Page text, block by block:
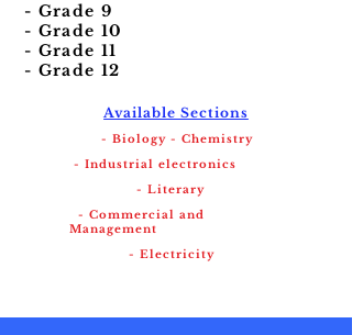
- Grade 9
- Grade 10
- Grade 11
- Grade 12
Available Sections
- Biology - Chemistry
- Industrial electronics
- Literary
- Commercial and
Management
- Electricity